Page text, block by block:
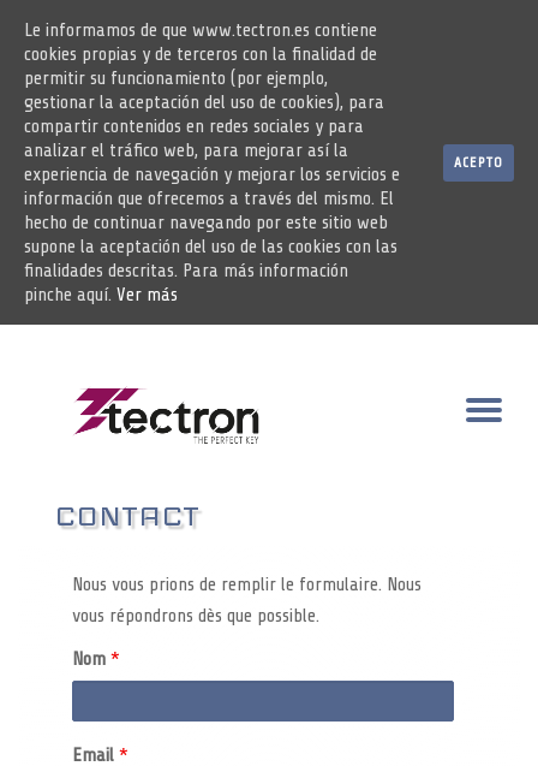
CONTACT
Nous vous prions de remplir le formulaire. Nous
vous répondrons dès que possible.
Nom *
Email *
Le informamos de que www.tectron.es contiene
cookies propias y de terceros con la finalidad de
permitir su funcionamiento (por ejemplo,
gestionar la aceptación del uso de cookies), para
compartir contenidos en redes sociales y para
analizar el tráfico web, para mejorar así la
experiencia de navegación y mejorar los servicios e
información que ofrecemos a través del mismo. El
hecho de continuar navegando por este sitio web
supone la aceptación del uso de las cookies con las
finalidades descritas. Para más información
pinche aquí. Ver más
ACEPTO